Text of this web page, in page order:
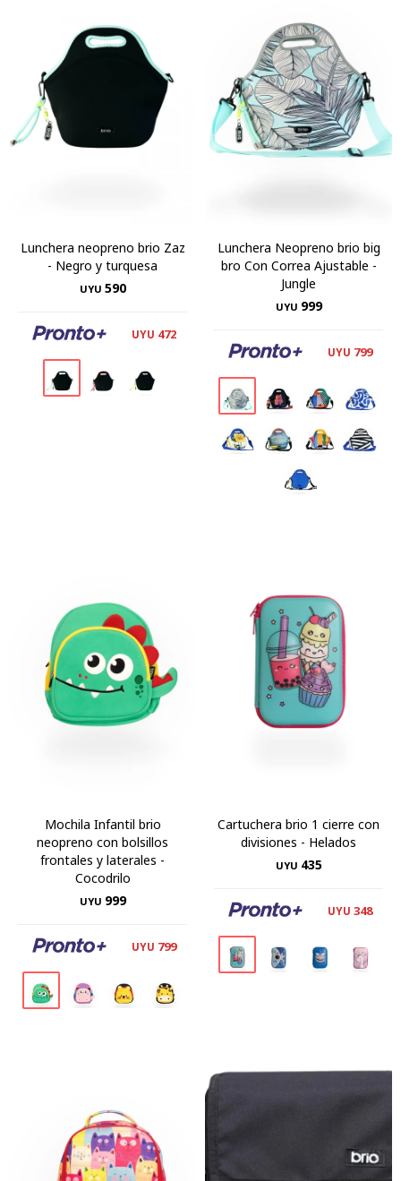
Lunchera neopreno brio Zaz
- Negro y turquesa
UYU 590
UYU 472
Lunchera Neopreno brio big
bro Con Correa Ajustable -
Jungle
UYU 999
UYU 799
Mochila Infantil brio
neopreno con bolsillos
frontales y laterales -
Cocodrilo
UYU 999
UYU 799
Cartuchera brio 1 cierre con
divisiones - Helados
UYU 435
UYU 348